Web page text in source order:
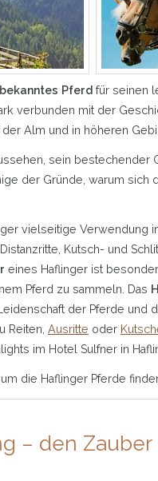
Pferd für seinen
verbunden mit der
Alm und in höheren
sein bestechender
der Gründe, warum sich
vielseitige Verwendung
Kutsch- und
eines Haflinger ist
Pferd zu sammeln. Das
der Pferde und
Reiten, Ausritte oder
im Hotel Sulfner in
die Haflinger Pferde
– den